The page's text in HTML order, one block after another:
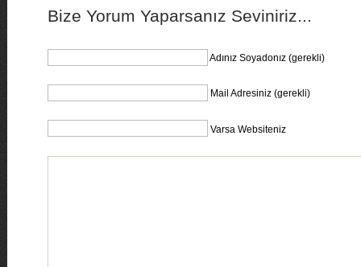
Bize Yorum Yaparsanız Seviniriz...
Adınız Soyadonız (gerekli)
Mail Adresiniz (gerekli)
Varsa Websiteniz